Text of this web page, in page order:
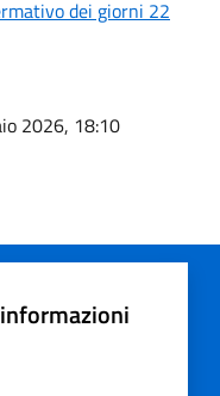
dei giorni 22
2026, 18:10